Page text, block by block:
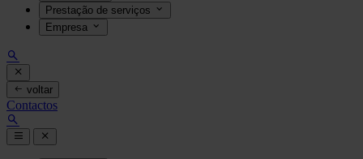
Prestação de serviços
Empresa
voltar
Contactos